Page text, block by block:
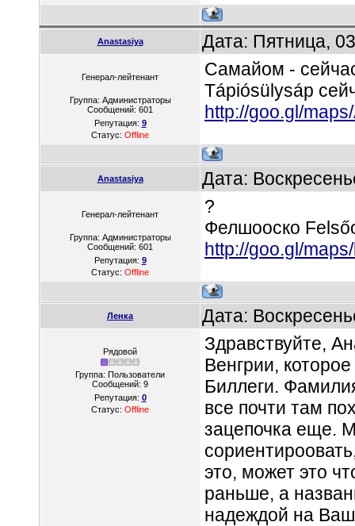
Anastasiya Дата: Пятница,
Генерал-лейтенант
Группа: Администраторы
Сообщений: 601
Репутация: 9
Статус: Offline
Самайом -
Tápiósülysáp
http://goo.gl/
Anastasiya Дата:
Генерал-лейтенант
Группа: Администраторы
Сообщений: 601
Репутация: 9
Статус: Offline
?
Фелшооско
http://goo.gl/
Ленка Дата:
Рядовой
Группа: Пользователи
Сообщений: 9
Репутация: 0
Статус: Offline
Здравствуйте,
Венгрии,
Биллеги.
все почти там
зацепочка еще.
это, может это
раньше, а
надеждой на